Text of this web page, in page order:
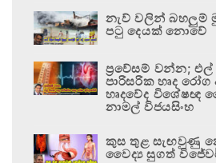
නැව් වලින් බහලුම්
පටු දෙයක් නොවේ
ප්‍රවේසම් වන්න;
පාරිසරික හෘද රෝග
හෘදවේද විශේෂඥ
නාමල් විජයසිංහ
කුස තුළ සැඟවුණු
වෛද්‍ය සුගත්